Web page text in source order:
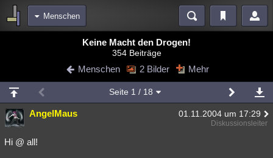
Menschen
Blogs Videos
Chat Wiki Neuigkeiten
meine Rubriken
Menschen Wissenschaft Mystery Kriminalfälle
Spiritualität
Keine Macht den Drogen!
354 Beiträge
Menschen 2 Bilder Mehr
Seite 1 / 18
AngelMaus 01.11.2004 um 17:29
Diskussionsleiter
Hi @ all!